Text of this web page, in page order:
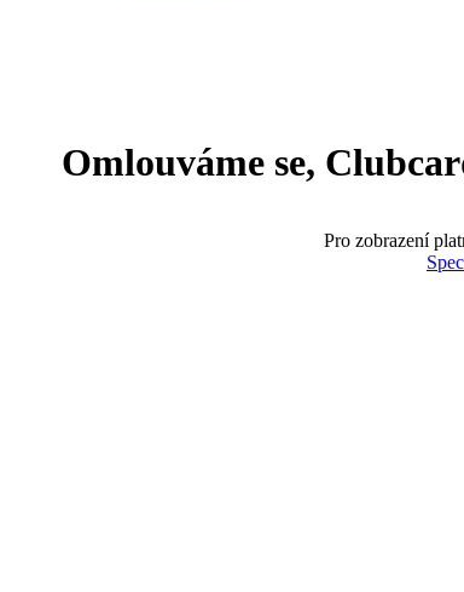
Omlouváme se,
Pro zobrazení